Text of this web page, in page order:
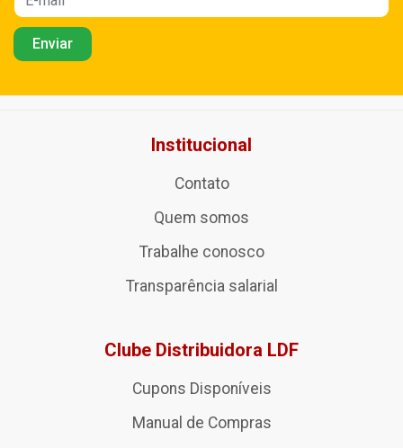
Institucional
Contato
Quem somos
Trabalhe conosco
Transparência salarial
Clube Distribuidora LDF
Cupons Disponíveis
Manual de Compras